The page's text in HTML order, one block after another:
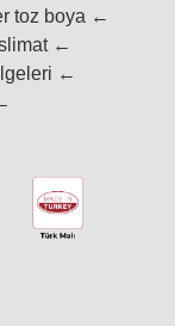
toz boya ←
←
←